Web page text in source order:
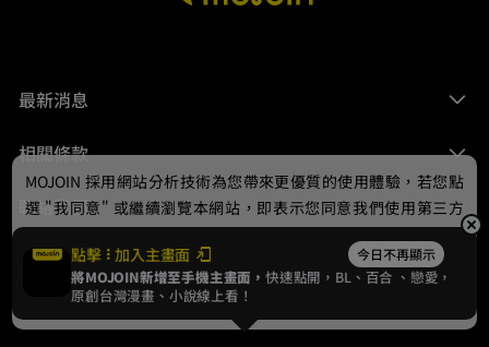
最新消息
相關條款
聯絡我們
© 2024 gamania Digital Entertainment Co., Ltd.
點擊 加入主畫面 今日不再顯示
將MOJOIN新增至手機主畫面，快速點開，BL、 百合 、戀愛，
原創台灣漫畫、小說線上看！
MOJOIN 採用網站分析技術為您帶來更優質的使用體驗，若您點
選 "我同意" 或繼續瀏覽本網站，即表示您同意我們使用第三方
Cookie，欲瞭解更多資訊請見隱私權政策。
我同意